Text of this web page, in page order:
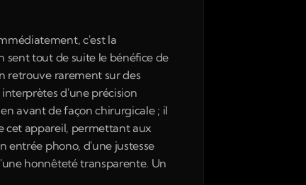
c'est la
sent tout de suite le bénéfice de
retrouve rarement sur des
d'une précision
avant de façon chirurgicale ; il
cet appareil, permettant aux
entrée phono, d'une justesse
honnêteté transparente. Un